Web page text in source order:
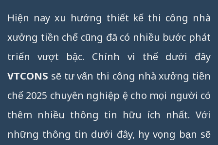
Hiện nay xu hướng thiết kế thi công nhà
xưởng tiền chế cũng đã có nhiều bước phát
triển vượt bậc. Chính vì thế dưới đây
VTCONS sẽ tư vấn thi công nhà xưởng tiền
chế 2025 chuyên nghiệp ệ cho mọi người có
thêm nhiều thông tin hữu ích nhất. Với
những thông tin dưới đây, hy vọng bạn sẽ